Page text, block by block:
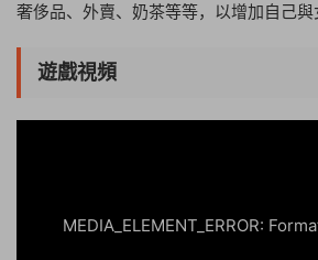
奢侈品、外賣、奶茶等等，以增加自己與
遊戲視頻
MEDIA_ELEMENT_ERROR: